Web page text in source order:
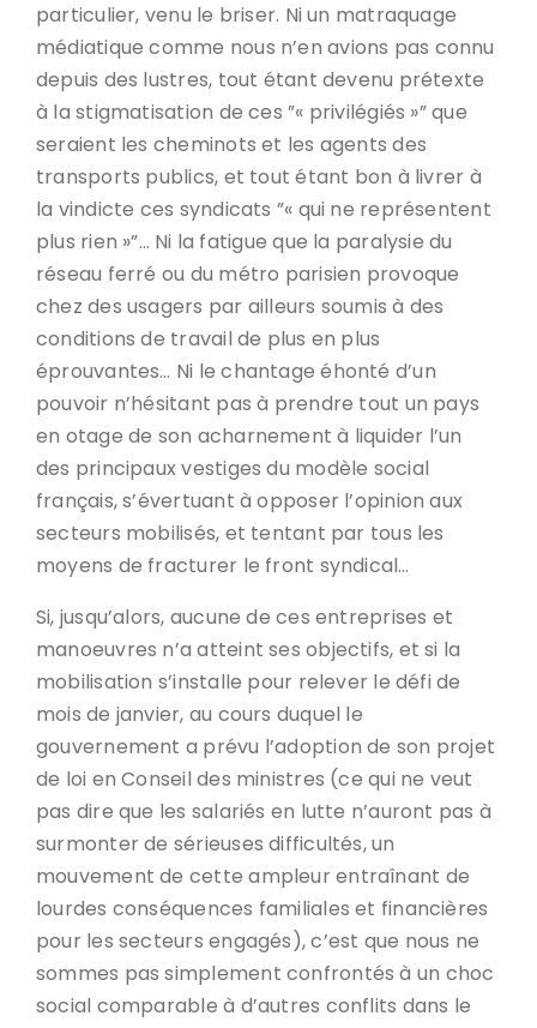
particulier, venu le briser. Ni un matraquage
médiatique comme nous n’en avions pas connu
depuis des lustres, tout étant devenu prétexte
à la stigmatisation de ces ”« privilégiés »” que
seraient les cheminots et les agents des
transports publics, et tout étant bon à livrer à
la vindicte ces syndicats ”« qui ne représentent
plus rien »”… Ni la fatigue que la paralysie du
réseau ferré ou du métro parisien provoque
chez des usagers par ailleurs soumis à des
conditions de travail de plus en plus
éprouvantes… Ni le chantage éhonté d’un
pouvoir n’hésitant pas à prendre tout un pays
en otage de son acharnement à liquider l’un
des principaux vestiges du modèle social
français, s’évertuant à opposer l’opinion aux
secteurs mobilisés, et tentant par tous les
moyens de fracturer le front syndical…
Si, jusqu’alors, aucune de ces entreprises et
manoeuvres n’a atteint ses objectifs, et si la
mobilisation s’installe pour relever le défi de
mois de janvier, au cours duquel le
gouvernement a prévu l’adoption de son projet
de loi en Conseil des ministres (ce qui ne veut
pas dire que les salariés en lutte n’auront pas à
surmonter de sérieuses difficultés, un
mouvement de cette ampleur entraînant de
lourdes conséquences familiales et financières
pour les secteurs engagés), c’est que nous ne
sommes pas simplement confrontés à un choc
social comparable à d’autres conflits dans le